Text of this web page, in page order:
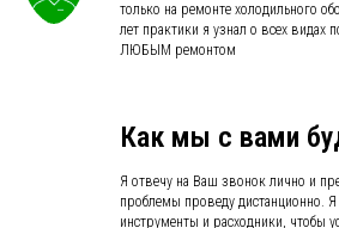
только на ремонте холодильного
лет практики я узнал о всех видах
ЛЮБЫМ ремонтом
Как мы с вами
Я отвечу на Ваш звонок лично и
проблемы проведу дистанционно.
инструменты и расходники, чтобы